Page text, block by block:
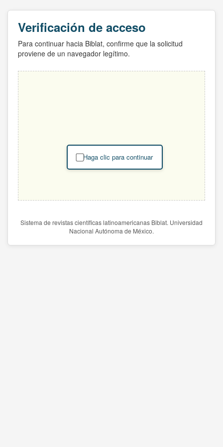
Verificación de acceso
Para continuar hacia Biblat, confirme que la solicitud
proviene de un navegador legítimo.
Haga clic para continuar
Sistema de revistas científicas latinoamericanas Biblat. Universidad
Nacional Autónoma de México.